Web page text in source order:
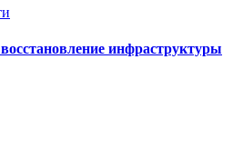
инфраструктуры